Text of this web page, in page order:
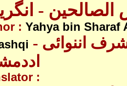
الصالحین -
: Yahya bin Sharaf
- یحییٰ بن شرف اننوائی
: